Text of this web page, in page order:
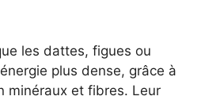
les dattes, figues ou
plus dense, grâce à
minéraux et fibres. Leur